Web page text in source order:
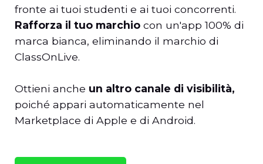
fronte ai tuoi studenti e ai tuoi concorrenti.
Rafforza il tuo marchio con un'app 100% di
marca bianca, eliminando il marchio di
ClassOnLive.
Ottieni anche un altro canale di visibilità,
poiché appari automaticamente nel
Marketplace di Apple e di Android.